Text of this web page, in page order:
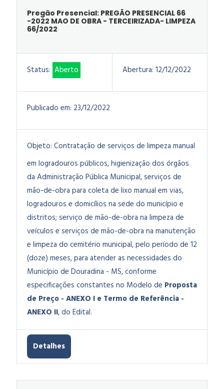
Pregão Presencial: PREGÃO PRESENCIAL 66
-2022 MAO DE OBRA - TERCEIRIZADA- LIMPEZA
66/2022
Status: Aberto Abertura: 12/12/2022
Publicado em: 23/12/2022
Objeto: Contratação de serviços de limpeza manual
em logradouros públicos, higienização dos órgãos
da Administração Pública Municipal, serviços de
mão-de-obra para coleta de lixo manual em vias,
logradouros e domicílios na sede do município e
distritos; serviço de mão-de-obra na limpeza de
veículos e serviços de mão-de-obra na manutenção
e limpeza do cemitério municipal, pelo período de 12
(doze) meses, para atender as necessidades do
Município de Douradina - MS, conforme
especificações constantes no Modelo de Proposta
de Preço - ANEXO I e Termo de Referência -
ANEXO II, do Edital.
Detalhes